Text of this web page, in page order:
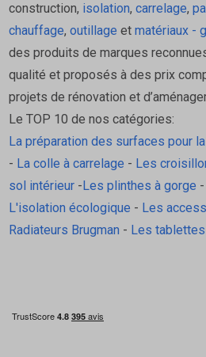
couloir/salle de bain, ou entrée/
rénovation ou neuf.
Revêtements mixtes
Convient pour relier carrelage à
vinyle ou pierre naturelle sans
Zones de passage
Grâce au laiton, il est adapté à
(entrée, couloir, passage vers
construction, isolation, carrelage,
chauffage, outillage et matériaux -
des produits de marques
qualité et proposés à des prix
projets de rénovation et
Le TOP 10 de nos catégories:
La préparation des surfaces pour
- La colle à carrelage - Les
sol intérieur- Les plinthes à gorge -
L'isolation écologique - Les
Radiateurs Brugman - Les